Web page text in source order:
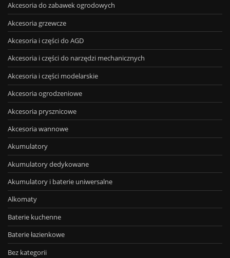
Akcesoria do zabawek ogrodowych
Akcesoria grzewcze
Akcesoria i części do AGD
Akcesoria i części do narzędzi mechanicznych
Akcesoria i części modelarskie
Akcesoria ogrodzeniowe
Akcesoria prysznicowe
Akcesoria wannowe
Akumulatory
Akumulatory dedykowane
Akumulatory i baterie uniwersalne
Alkomaty
Baterie kuchenne
Baterie łazienkowe
Bez kategorii